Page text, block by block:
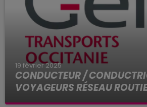
19 février 2025
CONDUCTEUR /
VOYAGEURS RÉSEAU
Vous avez pour projet de